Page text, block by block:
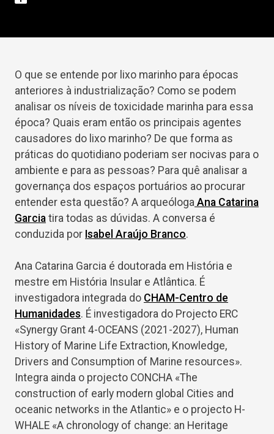
O que se entende por lixo marinho para épocas
anteriores à industrialização? Como se podem
analisar os níveis de toxicidade marinha para essa
época? Quais eram então os principais agentes
causadores do lixo marinho? De que forma as
práticas do quotidiano poderiam ser nocivas para o
ambiente e para as pessoas? Para quê analisar a
governança dos espaços portuários ao procurar
entender esta questão? A arqueóloga Ana Catarina
Garcia tira todas as dúvidas. A conversa é
conduzida por Isabel Araújo Branco.
Ana Catarina Garcia é doutorada em História e
mestre em História Insular e Atlântica. É
investigadora integrada do CHAM-Centro de
Humanidades. É investigadora do Projecto ERC
«Synergy Grant 4-OCEANS (2021-2027), Human
History of Marine Life Extraction, Knowledge,
Drivers and Consumption of Marine resources».
Integra ainda o projecto CONCHA «The
construction of early modern global Cities and
oceanic networks in the Atlantic» e o projecto H-
WHALE «A chronology of change: an Heritage